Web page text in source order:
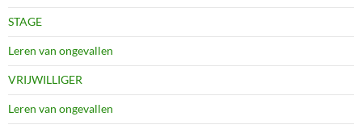
STAGE
Leren van ongevallen
VRIJWILLIGER
Leren van ongevallen